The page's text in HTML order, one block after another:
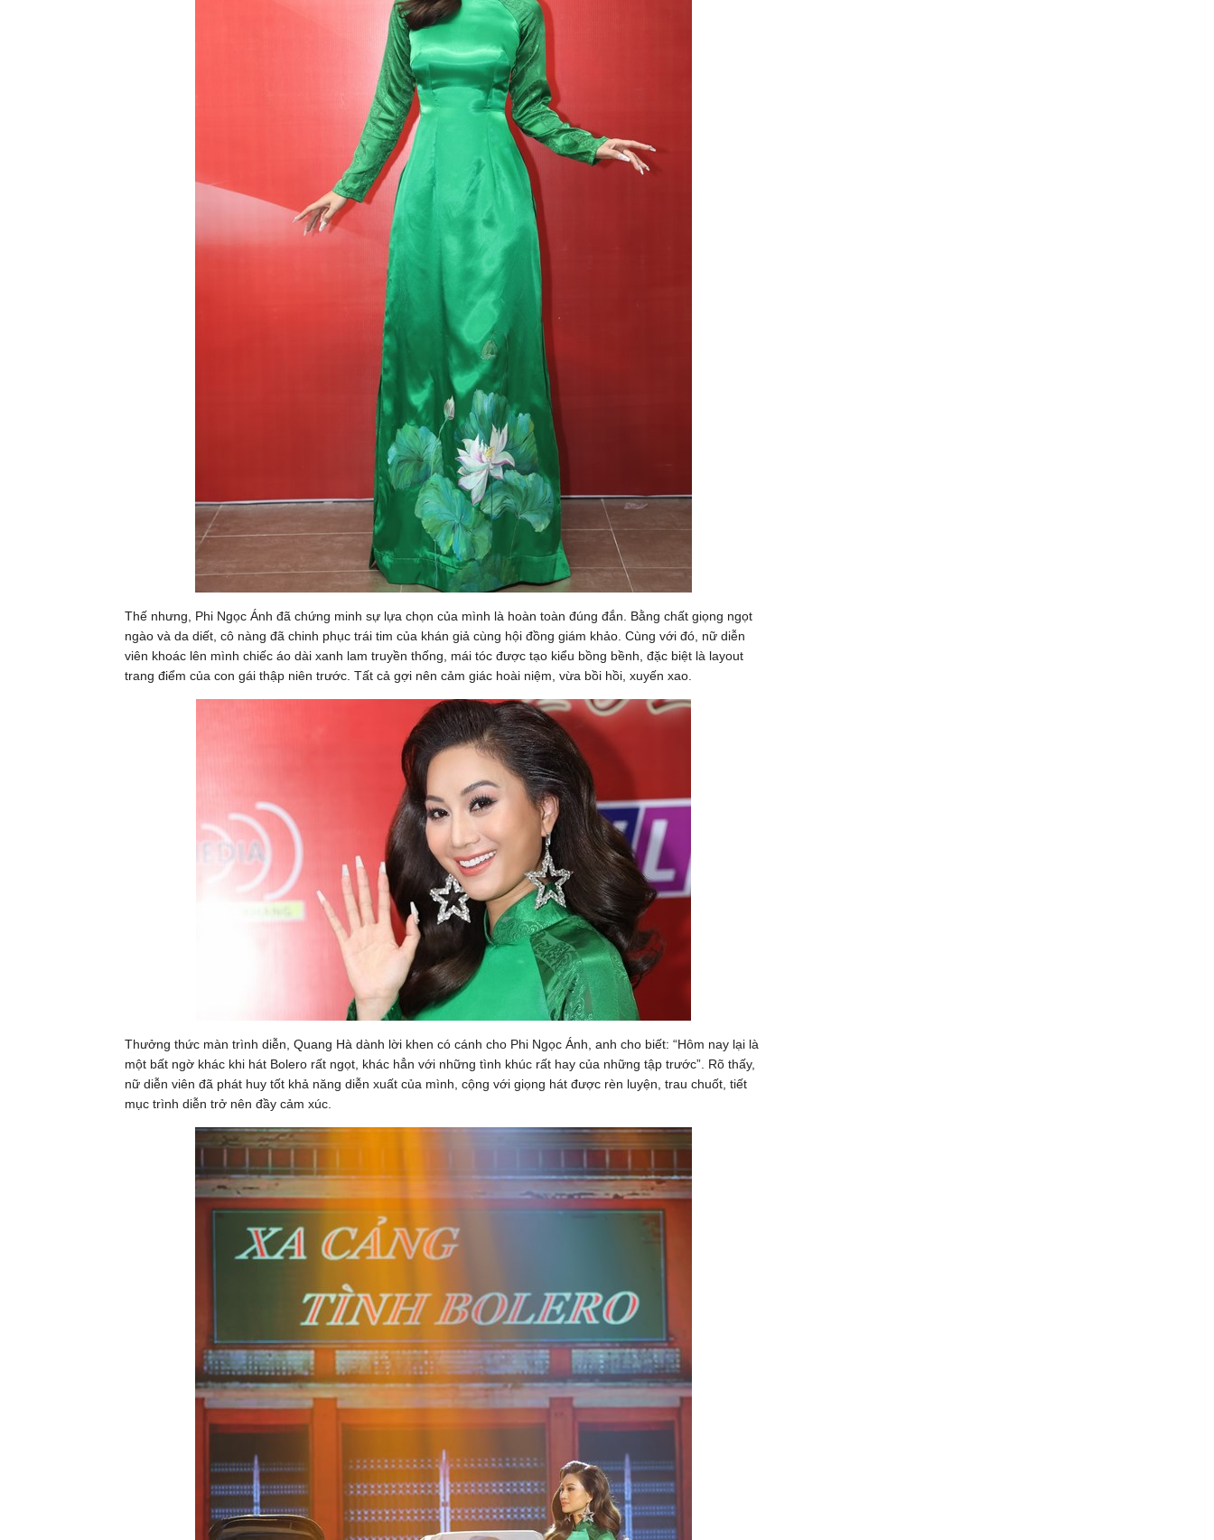
Thế nhưng, Phi Ngọc Ánh đã chứng minh sự lựa chọn của mình là hoàn toàn đúng đắn. Bằng chất giọng ngọt
ngào và da diết, cô nàng đã chinh phục trái tim của khán giả cùng hội đồng giám khảo. Cùng với đó, nữ diễn
viên khoác lên mình chiếc áo dài xanh lam truyền thống, mái tóc được tạo kiểu bồng bềnh, đặc biệt là layout
trang điểm của con gái thập niên trước. Tất cả gợi nên cảm giác hoài niệm, vừa bồi hồi, xuyến xao.
Thưởng thức màn trình diễn, Quang Hà dành lời khen có cánh cho Phi Ngọc Ánh, anh cho biết: “Hôm nay lại là
một bất ngờ khác khi hát Bolero rất ngọt, khác hẳn với những tình khúc rất hay của những tập trước”. Rõ thấy,
nữ diễn viên đã phát huy tốt khả năng diễn xuất của mình, cộng với giọng hát được rèn luyện, trau chuốt, tiết
mục trình diễn trở nên đầy cảm xúc.